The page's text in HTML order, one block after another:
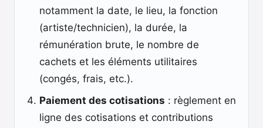
notamment la date, le lieu, la fonction
(artiste/technicien), la durée, la
rémunération brute, le nombre de
cachets et les éléments utilitaires
(congés, frais, etc.).
Paiement des cotisations : règlement en
ligne des cotisations et contributions